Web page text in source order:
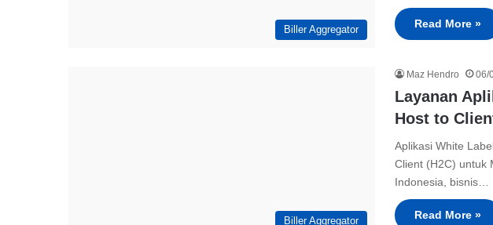
Biller Aggregator Read More »
Biller Aggregator
Maz Hendro 06/
Layanan
Host to
Aplikasi White
Client (H2C) untuk
Indonesia, bisnis…
Read More »